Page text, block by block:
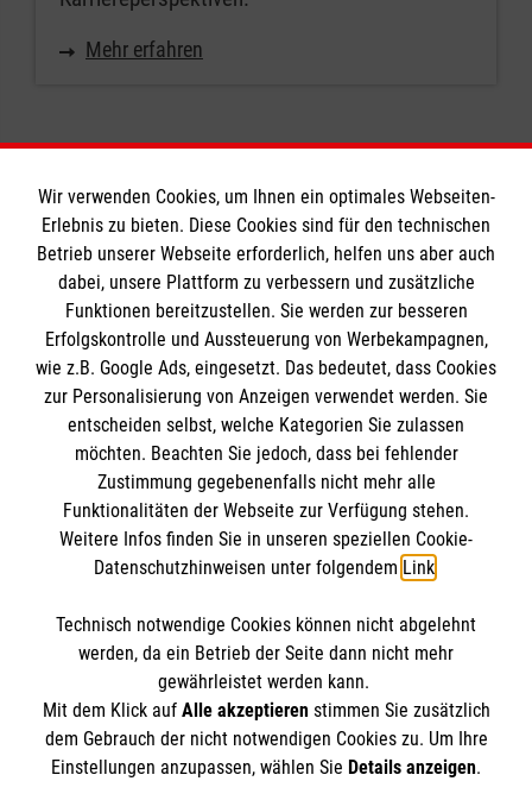
Mehr erfahren
Informationen
Impressum
Datenschutz
Kontakt
Barrierefreiheit
Die Malteser
Malteser in Deutschland
Malteserorden
Sharepoint
Spendenkonto
Bank: Pax-Bank für Kirche und Caritas eG
IBAN: DE58 3706 0120 1201 2020 58
BIC: GENODED1PA7
So finden Sie uns
Mozartstraße 5
87435 Kempten
Der Malteser Hilfsdienst e.V. ist als eingetragene
Wir verwenden Cookies, um Ihnen ein optimales Webseiten-
Erlebnis zu bieten. Diese Cookies sind für den technischen
Betrieb unserer Webseite erforderlich, helfen uns aber auch
dabei, unsere Plattform zu verbessern und zusätzliche
Funktionen bereitzustellen. Sie werden zur besseren
Erfolgskontrolle und Aussteuerung von Werbekampagnen,
wie z.B. Google Ads, eingesetzt. Das bedeutet, dass Cookies
zur Personalisierung von Anzeigen verwendet werden. Sie
entscheiden selbst, welche Kategorien Sie zulassen
möchten. Beachten Sie jedoch, dass bei fehlender
Zustimmung gegebenenfalls nicht mehr alle
Funktionalitäten der Webseite zur Verfügung stehen.
Weitere Infos finden Sie in unseren speziellen Cookie-
Datenschutzhinweisen unter folgendem Link.
Technisch notwendige Cookies können nicht abgelehnt
werden, da ein Betrieb der Seite dann nicht mehr
gewährleistet werden kann.
Mit dem Klick auf Alle akzeptierenstimmen Sie zusätzlich
dem Gebrauch der nicht notwendigen Cookies zu. Um Ihre
Einstellungen anzupassen, wählen Sie Details anzeigen.